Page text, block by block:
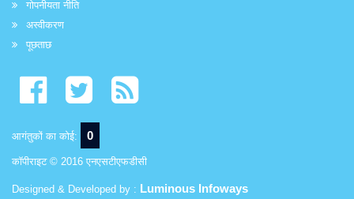
गोपनीयता नीति
अस्वीकरण
पूछताछ
आगंतुकों का कोई: 0
कॉपीराइट © 2016 एनएसटीएफडीसी
Designed & Developed by : Luminous Infoways